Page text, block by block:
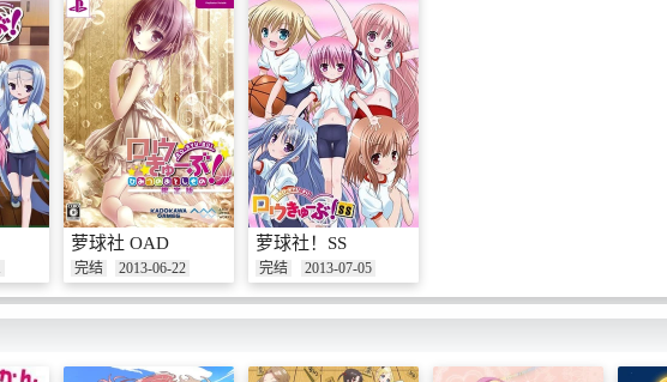
萝球社 OAD
完结 2013-06-22
萝球社！SS
完结 2013-07-05